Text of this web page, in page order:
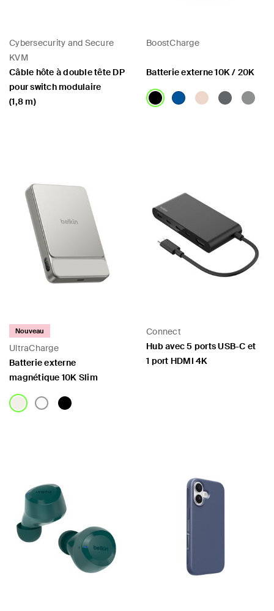
Cybersecurity and Secure
KVM
Câble hôte à double tête DP
pour switch modulaire
(1,8 m)
BoostCharge
Batterie externe 10K / 20K
UltraCharge
Nouveau
Batterie externe
magnétique 10K Slim
Connect
Hub avec 5 ports USB-C et
1 port HDMI 4K